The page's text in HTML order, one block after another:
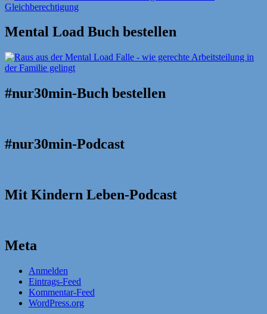
Mental Load Buch bestellen
#nur30min-Buch bestellen
#nur30min-Podcast
Mit Kindern Leben-Podcast
Meta
Anmelden
Eintrags-Feed
Kommentar-Feed
WordPress.org